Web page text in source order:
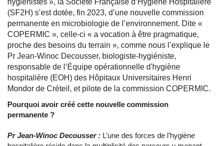
hygiénistes », la Société Française d’Hygiène Hospitalière
(SF2H) s’est dotée, fin 2023, d’une nouvelle commission
permanente en microbiologie de l’environnement. Dite «
COPERMIC », celle-ci « a vocation à être pragmatique,
proche des besoins du terrain », comme nous l’explique le
Pr Jean-Winoc Decousser, biologiste-hygiéniste,
responsable de l’Équipe opérationnelle d'hygiène
hospitalière (EOH) des Hôpitaux Universitaires Henri
Mondor de Créteil, et pilote de la commission COPERMIC.
Pourquoi avoir créé cette nouvelle commission
permanente ?
Pr Jean-Winoc Decousser : L’une des forces de l’hygiène